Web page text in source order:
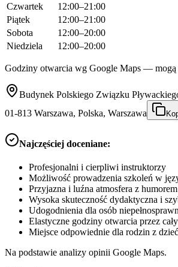
Czwartek
12:00–21:00
Piątek
12:00–21:00
Sobota
12:00–20:00
Niedziela
12:00–20:00
Godziny otwarcia wg Google Maps — mogą
Budynek Polskiego Związku
01-813 Warszawa, Polska, Warszawa
Najczęściej doceniane:
Profesjonalni i cierpliwi instruktorzy
Możliwość prowadzenia szkoleń w
Przyjazna i luźna atmosfera z humorem
Wysoka skuteczność dydaktyczna i
Udogodnienia dla osób
Elastyczne godziny otwarcia przez
Miejsce odpowiednie dla rodzin z
Na podstawie analizy opinii Google Maps.